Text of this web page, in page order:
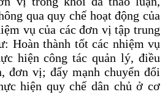
qua quy chế hoạt động của
vụ của các đơn vị tập trung
Hoàn thành tốt các nhiệm vụ
hiện công tác quản lý, điều
đơn vị; đẩy mạnh chuyển đổi
hiện quy chế dân chủ ở cơ